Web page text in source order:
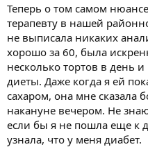
Теперь о том самом
терапевту в нашей
не выписала никаких
хорошо за 60, была
несколько тортов в день
диеты. Даже когда я ей
сахаром, она мне сказала
накануне вечером. Не
если бы я не пошла еще к
узнала, что у меня диабет.